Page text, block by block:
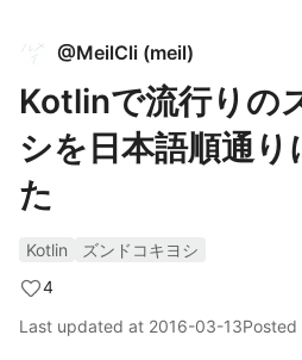
@MeilCli (meil)
Kotlinで流行りの
シを日本語順通り
た
Kotlin
ズンドコキヨシ
4
Last updated at 2016-03-13Posted